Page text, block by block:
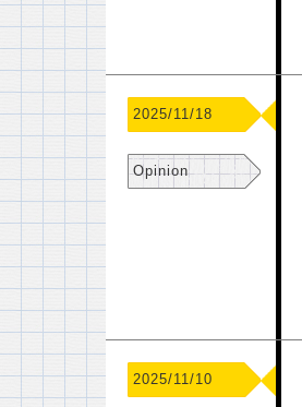
2025/11/18
Opinion
2025/11/10